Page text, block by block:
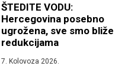
ŠTEDITE VODU:
Hercegovina posebno
ugrožena, sve smo bliže
redukcijama
7. Kolovoza 2026.